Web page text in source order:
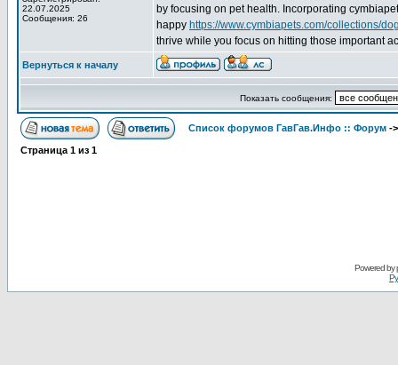
22.07.2025
Сообщения: 26
by focusing on pet health. Incorporating
happy https://www.cymbiapets.com/collections/
thrive while you focus on hitting those important
Вернуться к началу
Показать сообщения:
Список форумов ГавГав.Инфо :: Форум -
Страница 1 из 1
Powered by